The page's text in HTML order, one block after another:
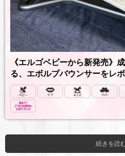
《エルゴベビーから新発売》
る、エボルブバウンサーをレポ
続きを読